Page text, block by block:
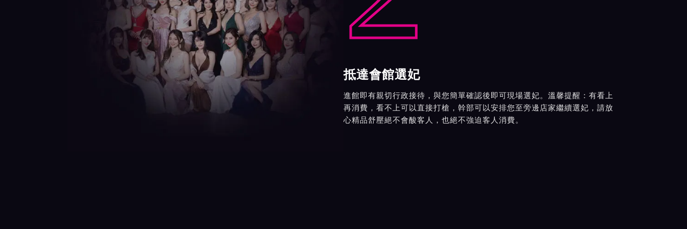
抵達會館選妃
進館即有親切行政接待，與您簡單確認後即可現場選妃。溫馨提醒：有看上
再消費，看不上可以直接打槍，幹部可以安排您至旁邊店家繼續選妃，請放
心精品舒壓絕不會酸客人，也絕不強迫客人消費。